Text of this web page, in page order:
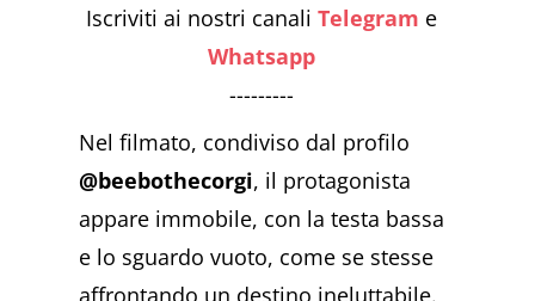
Iscriviti ai nostri canaliTelegram e
Whatsapp
---------
Nel filmato, condiviso dal profilo
@beebothecorgi, il protagonista
appare immobile, con la testa bassa
e lo sguardo vuoto, come se stesse
affrontando un destino ineluttabile.